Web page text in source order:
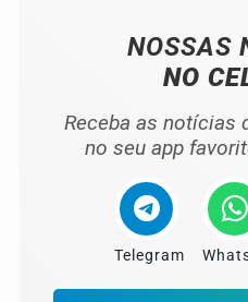
NOSSAS
NO
Receba as notícias
no seu app
Telegram